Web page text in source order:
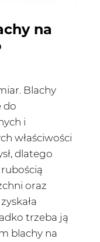
na
Blachy
do
i
właściwości
dlatego
oraz
trzeba ją
blachy na